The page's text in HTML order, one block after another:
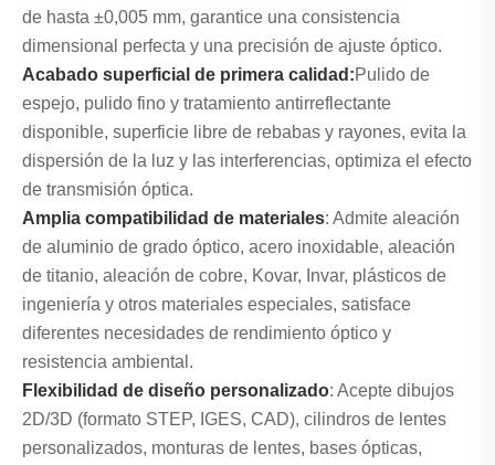
de hasta ±0,005 mm, garantice una consistencia
dimensional perfecta y una precisión de ajuste óptico.
Acabado superficial de primera calidad:Pulido de
espejo, pulido fino y tratamiento antirreflectante
disponible, superficie libre de rebabas y rayones, evita la
dispersión de la luz y las interferencias, optimiza el efecto
de transmisión óptica.
Amplia compatibilidad de materiales: Admite aleación
de aluminio de grado óptico, acero inoxidable, aleación
de titanio, aleación de cobre, Kovar, Invar, plásticos de
ingeniería y otros materiales especiales, satisface
diferentes necesidades de rendimiento óptico y
resistencia ambiental.
Flexibilidad de diseño personalizado: Acepte dibujos
2D/3D (formato STEP, IGES, CAD), cilindros de lentes
personalizados, monturas de lentes, bases ópticas,